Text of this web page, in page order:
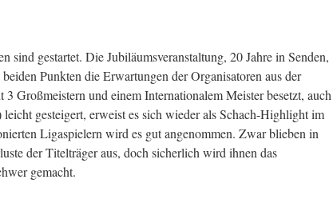
sind gestartet. Die Jubiläumsveranstaltung, 20 Jahre in Senden,
Punkten die Erwartungen der Organisatoren aus der
3 Großmeistern und einem Internationalem Meister besetzt, auch
gesteigert, erweist es sich wieder als Schach-Highlight im
Ligaspielern wird es gut angenommen. Zwar blieben in
der Titelträger aus, doch sicherlich wird ihnen das
gemacht.